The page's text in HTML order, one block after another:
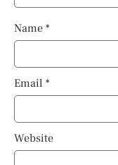
Name *
Email *
Website